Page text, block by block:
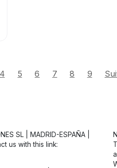
4 5 6 7 8 9
SL | MADRID-ESPAÑA |
us with this link: